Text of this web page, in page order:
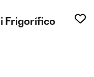
Frigorífico